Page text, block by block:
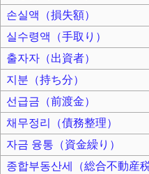
손실액（損失額）
실수령액（手取り）
출자자（出資者）
지분（持ち分）
선급금（前渡金）
채무정리（債務整理）
자금 융통（資金繰り）
종합부동산세（総合不動産税